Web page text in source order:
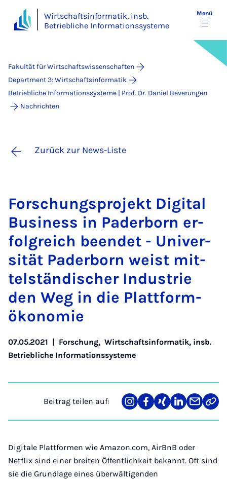
Wirtschaftsinformatik, insb.
Betriebliche Informationssysteme
Menü
Fakultät für Wirtschaftswissenschaften
Department 3: Wirtschaftsinformatik
Betriebliche Informationssysteme | Prof. Dr. Daniel Beverungen
Nachrichten
Zurück zur News-Liste
For­schungs­pro­jekt Di­gi­tal
Busi­ness in Pa­der­born er­
folg­reich be­en­det - Uni­ver­
si­tät Pa­der­born weist mit­
tel­stän­di­scher In­dus­trie
den Weg in die Platt­for­m­
öko­no­mie
07.05.2021 | Forschung, Wirtschaftsinformatik, insb.
Betriebliche Informationssysteme
Beitrag teilen auf:
Teilen
auf
Teilen
auf
Teilen
auf
Teilen
auf
Teilen
über
Link
Digitale Plattformen wie Amazon.com, AirBnB oder
Netflix sind einer breiten Öffentlichkeit bekannt. Oft sind
sie die Grundlage eines überwältigenden